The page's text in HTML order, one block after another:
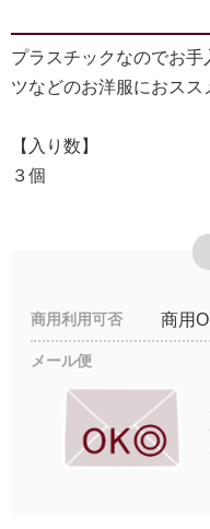
プラスチックなのでお
ツなどのお洋服におスス
【入り数】
３個
商用利用可否 商用
メール便